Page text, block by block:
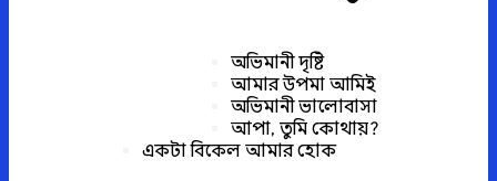
অভিমানী দৃষ্টি
আমার উপমা আমিই
অভিমানী ভালোবাসা
আপা, তুমি কোথায়?
একটা বিকেল আমার হোক